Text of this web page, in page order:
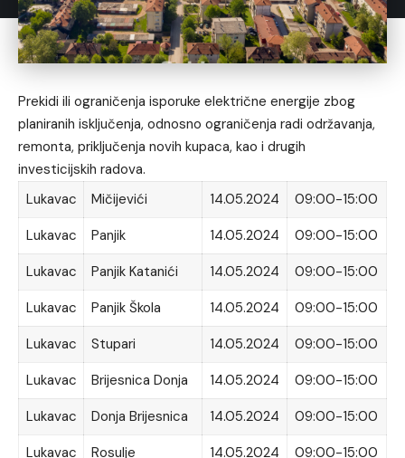
Prekidi ili ograničenja isporuke električne energije zbog
planiranih isključenja, odnosno ograničenja radi održavanja,
remonta, priključenja novih kupaca, kao i drugih
investicijskih radova.
Lukavac
Mičijevići 14.05.2024
09:00-15:00
Lukavac
Panjik 14.05.2024
09:00-15:00
Lukavac
Panjik Katanići 14.05.2024
09:00-15:00
Lukavac
Panjik Škola 14.05.2024
09:00-15:00
Lukavac
Stupari 14.05.2024
09:00-15:00
Lukavac
Brijesnica Donja 14.05.2024
09:00-15:00
Lukavac
Donja Brijesnica 14.05.2024
09:00-15:00
Lukavac
Rosulje 14.05.2024
09:00-15:00